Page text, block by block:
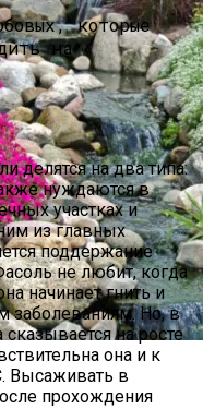
Огороде
– Как Сделать
И Просто
делятся на два типа:
нуждаются в
участках и
из главных
поддержание
не любит, когда
начинает гнить и
заболеваниям. Но, в
на росте
она и к
Высаживать в
прохождения